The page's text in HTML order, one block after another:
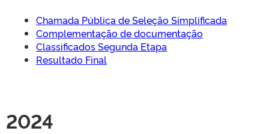
Chamada Pública de Seleção Simplificada
Complementação de documentação
Classificados Segunda Etapa
Resultado Final
2024